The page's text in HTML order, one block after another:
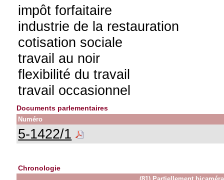
impôt forfaitaire
industrie de la restauration
cotisation sociale
travail au noir
flexibilité du travail
travail occasionnel
Documents parlementaires
Numéro
5-1422/1
Chronologie